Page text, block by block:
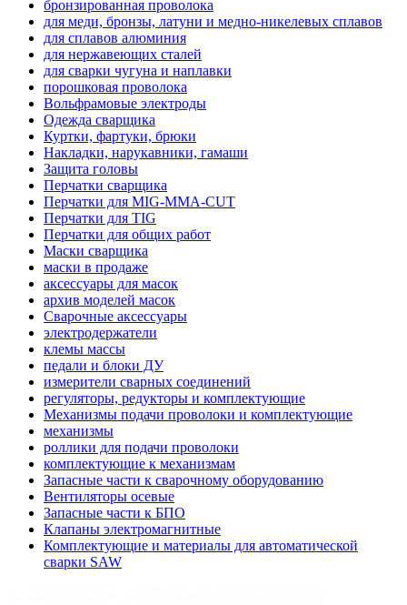
бронзированная проволока
для меди, бронзы, латуни и медно-никелевых сплавов
для сплавов алюминия
для нержавеющих сталей
для сварки чугуна и наплавки
порошковая проволока
Вольфрамовые электроды
Одежда сварщика
Куртки, фартуки, брюки
Накладки, нарукавники, гамаши
Защита головы
Перчатки сварщика
Перчатки для MIG-MMA-CUT
Перчатки для TIG
Перчатки для общих работ
Маски сварщика
маски в продаже
аксессуары для масок
архив моделей масок
Сварочные аксессуары
электродержатели
клемы массы
педали и блоки ДУ
измерители сварных соединений
регуляторы, редукторы и комплектующие
Механизмы подачи проволоки и комплектующие
механизмы
роллики для подачи проволоки
комплектующие к механизмам
Запасные части к сварочному оборудованию
Вентиляторы осевые
Запасные части к БПО
Клапаны электромагнитные
Комплектующие и материалы для автоматической
сварки SAW